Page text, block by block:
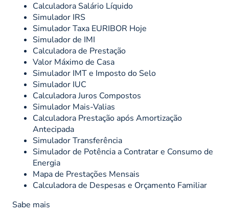
Calculadora Salário Líquido
Simulador IRS
Simulador Taxa EURIBOR Hoje
Simulador de IMI
Calculadora de Prestação
Valor Máximo de Casa
Simulador IMT e Imposto do Selo
Simulador IUC
Calculadora Juros Compostos
Simulador Mais-Valias
Calculadora Prestação após Amortização
Antecipada
Simulador Transferência
Simulador de Potência a Contratar e Consumo de
Energia
Mapa de Prestações Mensais
Calculadora de Despesas e Orçamento Familiar
Sabe mais